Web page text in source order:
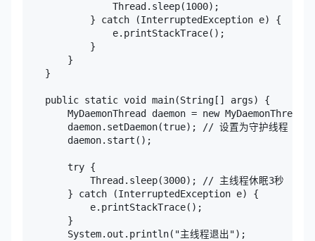
                Thread.sleep(1000);
            } catch (InterruptedException e) {
                e.printStackTrace();
            }
        }
    }
    public static void main(String[] args) {
MyDaemonThread daemon = new
        daemon.setDaemon(true); // 设置为守护线程
        daemon.start();
        try {
            Thread.sleep(3000); // 主线程休眠3秒
        } catch (InterruptedException e) {
            e.printStackTrace();
        }
        System.out.println("主线程退出");